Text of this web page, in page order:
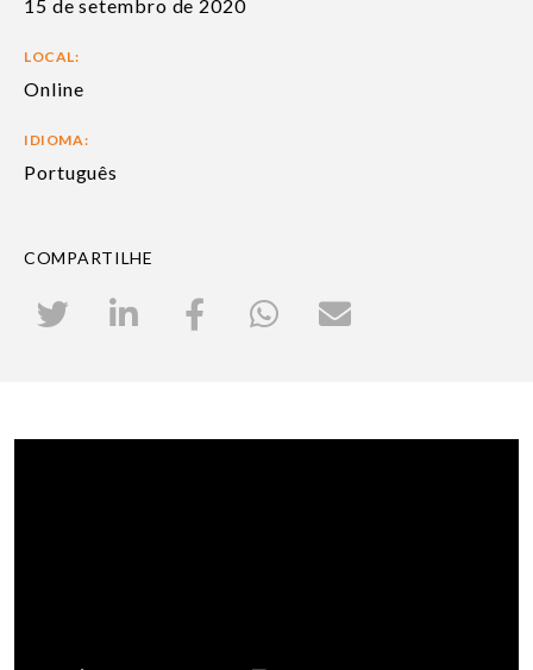
15 de setembro de 2020
LOCAL:
Online
IDIOMA:
Português
COMPARTILHE